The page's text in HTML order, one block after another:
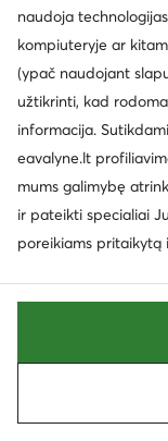
DC Shoes
Laisvalaikio batai ·
Dabartinė kaina
36,95 €
Mažiausia kaina 40,95 €
naudoja
kompiuteryje ar
(ypač naudojant
užtikrinti, kad
informacija.
eavalyne.lt
mums galimybę
ir pateikti specialiai
poreikiams pritaikytą